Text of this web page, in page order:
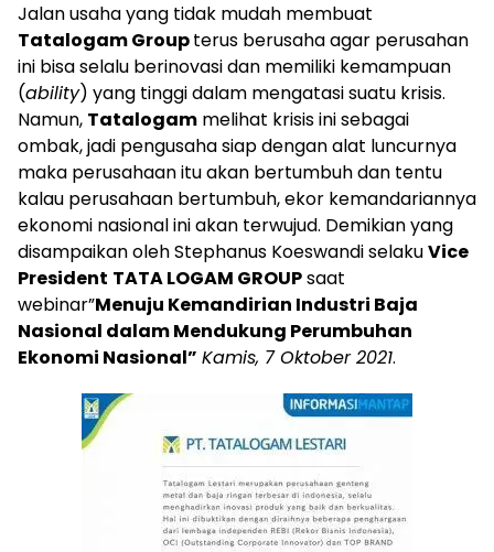
Jalan usaha yang tidak mudah membuat
Tatalogam Groupterus berusaha agar perusahan
ini bisa selalu berinovasi dan memiliki kemampuan
(ability) yang tinggi dalam mengatasi suatu krisis.
Namun, Tatalogam melihat krisis ini sebagai
ombak, jadi pengusaha siap dengan alat luncurnya
maka perusahaan itu akan bertumbuh dan tentu
kalau perusahaan bertumbuh, ekor kemandariannya
ekonomi nasional ini akan terwujud. Demikian yang
disampaikan oleh Stephanus Koeswandi selakuVice
President TATA LOGAM GROUPsaat
webinar”Menuju Kemandirian Industri Baja
Nasional dalam Mendukung Perumbuhan
Ekonomi Nasional” Kamis, 7 Oktober 2021.